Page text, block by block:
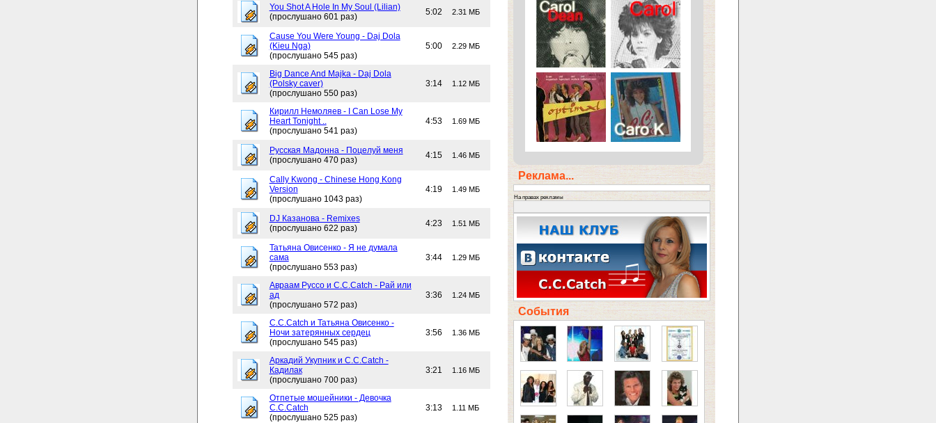
You Shot A Hole In My Soul (Lilian)
(прослушано 601 раз)
5:02 2.31 МБ
Cause You Were Young - Daj Dola
(Kieu Nga)
(прослушано 545 раз)
5:00 2.29 МБ
Big Dance And Majka - Daj Dola
(Polsky caver)
(прослушано 550 раз)
3:14 1.12 МБ
Кирилл Немоляев - I Can Lose My
Heart Tonight ..
(прослушано 541 раз)
4:53 1.69 МБ
Русская Мадонна - Поцелуй меня
(прослушано 470 раз)
4:15 1.46 МБ
Cally Kwong - Chinese Hong Kong
Version
(прослушано 1043 раз)
4:19 1.49 МБ
DJ Казанова - Remixes
(прослушано 622 раз)
4:23 1.51 МБ
Татьяна Овисенко - Я не думала
сама
(прослушано 553 раз)
3:44 1.29 МБ
Авраам Руссо и C.C.Catch - Рай или
ад
(прослушано 572 раз)
3:36 1.24 МБ
C.C.Catch и Татьяна Овисенко -
Ночи затерянных сердец
(прослушано 545 раз)
3:56 1.36 МБ
Аркадий Укупник и C.C.Catch -
Кадилак
(прослушано 700 раз)
3:21 1.16 МБ
Отпетые мошейники - Девочка
C.C.Catch
(прослушано 525 раз)
3:13 1.11 МБ
Реклама...
На правах рекламы
События